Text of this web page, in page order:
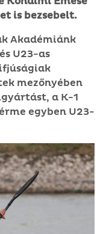
is bezsebelt.
Akadémiánk
U23-as
mezőnyében
a K-1
egyben U23-